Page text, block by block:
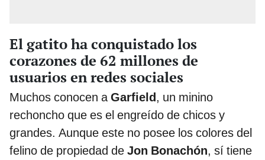
El gatito ha conquistado los
corazones de 62 millones de
usuarios en redes sociales
Muchos conocen aGarfield, un minino
rechoncho que es el engreído de chicos y
grandes. Aunque este no posee los colores del
felino de propiedad de Jon Bonachón, sí tiene